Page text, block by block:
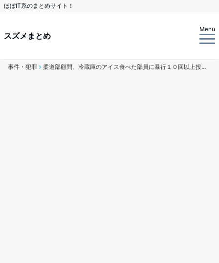
ほぼIT系のまとめサイト！
スズメまとめ
Menu
事件・犯罪 柔道部顧問、冷蔵庫のアイス食べた部員に暴行１０回以上投げ技、失神したらビンタで起こし更に投げ技